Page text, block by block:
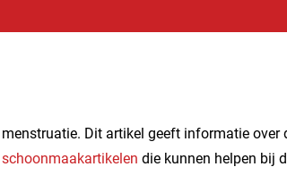
Dit artikel geeft informatie over
schoonmaakartikelen die kunnen helpen bij